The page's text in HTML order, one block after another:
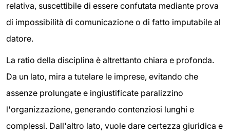
relativa, suscettibile di essere confutata mediante prova
di impossibilità di comunicazione o di fatto imputabile al
datore.
La ratio della disciplina è altrettanto chiara e profonda.
Da un lato, mira a tutelare le imprese, evitando che
assenze prolungate e ingiustificate paralizzino
l'organizzazione, generando contenziosi lunghi e
complessi. Dall'altro lato, vuole dare certezza giuridica e